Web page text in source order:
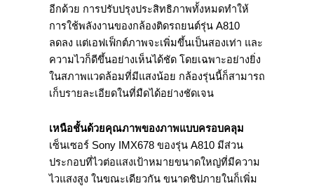
อีกด้วย การปรับปรุงประสิทธิภาพทั้งหมดทำให้
การใช้พลังงานของกล้องติดรถยนต์รุ่น A810
ลดลง แต่เอฟเฟ็กต์ภาพจะเพิ่มขึ้นเป็นสองเท่า และ
ความไวก็ดีขึ้นอย่างเห็นได้ชัด โดยเฉพาะอย่างยิ่ง
ในสภาพแวดล้อมที่มีแสงน้อย กล้องรุ่นนี้ก็สามารถ
เก็บรายละเอียดในที่มืดได้อย่างชัดเจน
เหนือชั้นด้วยคุณภาพของภาพแบบครอบคลุม
เซ็นเซอร์ Sony IMX678 ของรุ่น A810 มีส่วน
ประกอบที่ไวต่อแสงเป้าหมายขนาดใหญ่ที่มีความ
ไวแสงสูง ในขณะเดียวกัน ขนาดชิปภายในก็เพิ่ม